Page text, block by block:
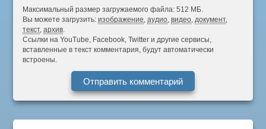
Максимальный размер загружаемого файла: 512 МБ.
Вы можете загрузить:изображение,аудио,видео,документ,
текст,архив.
Ссылки на YouTube, Facebook, Twitter и другие сервисы,
вставленные в текст комментария, будут автоматически
встроены.